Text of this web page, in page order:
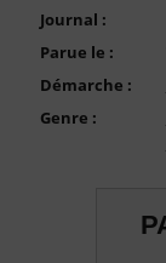
Journal :
Parue le :
Démarche :
Genre :